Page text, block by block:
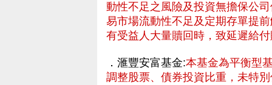
動性不足之風險及投資無擔保公
易市場流動性不足及定期存單提
有受益人大量贖回時，致延遲給
．滙豐安富基金:本基金為平衡型
調整股票、債券投資比重，未特